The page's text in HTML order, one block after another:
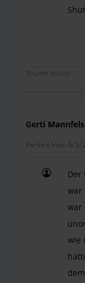
Shuttle Indoor
Gerti Mannfels
Parked from 6/3/
Der
war
war
wie